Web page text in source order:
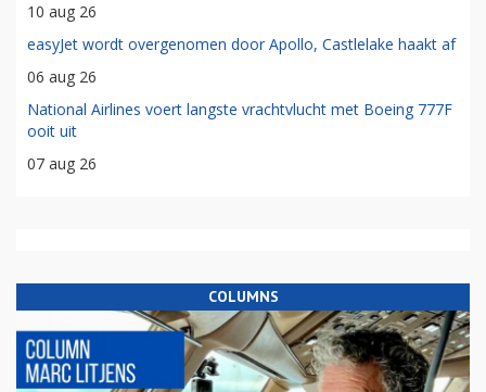
10 aug 26
easyJet wordt overgenomen door Apollo, Castlelake haakt af
06 aug 26
National Airlines voert langste vrachtvlucht met Boeing 777F
ooit uit
07 aug 26
COLUMNS